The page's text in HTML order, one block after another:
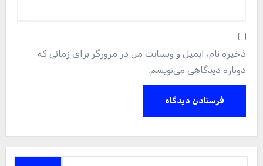
ذخیره نام، ایمیل و وبسایت من در مرورگر برای زمانی که
دوباره دیدگاهی می‌نویسم.